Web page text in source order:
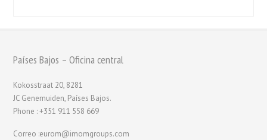
Países Bajos – Oficina central
Kokosstraat 20, 8281
JC Genemuiden, Países Bajos.
Phone : +351 911 558 669
Correo :eurom@imomgroups.com